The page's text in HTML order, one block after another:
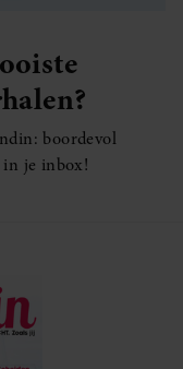
boordevol
in je inbox!